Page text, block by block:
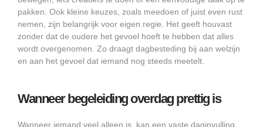
pakken. Ook kleine keuzes, zoals meedoen of juist even rust
nemen, zijn belangrijk voor eigen regie. Het geeft houvast
zonder dat de oudere het gevoel hoeft te hebben dat alles
wordt overgenomen. Zo draagt dagbesteding bij aan welzijn
en aan het gevoel dat iemand nog steeds meetelt.
Wanneer begeleiding overdag prettig is
Wanneer iemand veel alleen is, kan een vaste daginvulling